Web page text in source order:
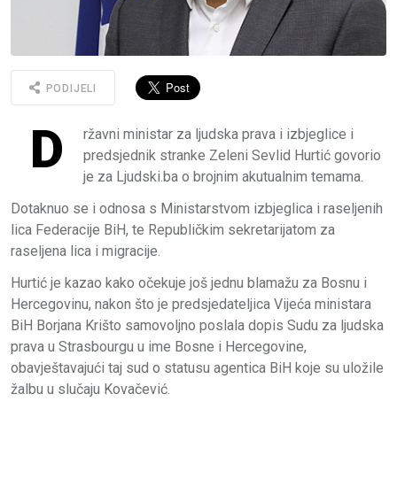
PODIJELI
D
ržavni ministar za ljudska prava i izbjeglice i
predsjednik stranke Zeleni Sevlid Hurtić govorio
je za Ljudski.ba o brojnim akutualnim temama.
Dotaknuo se i odnosa s Ministarstvom izbjeglica i raseljenih
lica Federacije BiH, te Republičkim sekretarijatom za
raseljena lica i migracije.
Hurtić je kazao kako očekuje još jednu blamažu za Bosnu i
Hercegovinu, nakon što je predsjedateljica Vijeća ministara
BiH Borjana Krišto samovoljno poslala dopis Sudu za ljudska
prava u Strasbourgu u ime Bosne i Hercegovine,
obavještavajući taj sud o statusu agentica BiH koje su uložile
žalbu u slučaju Kovačević.